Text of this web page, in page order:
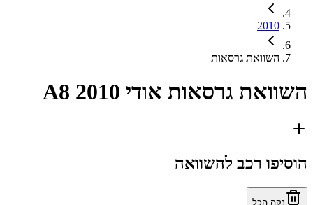
2010
השוואת גרסאות
השוואת גרסאות אודי A8 2010
הוסיפו רכב להשוואה
נקה הכל